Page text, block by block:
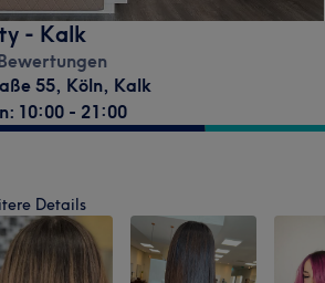
- Kalk
55, Köln, Kalk
10:00 - 21:00
Details